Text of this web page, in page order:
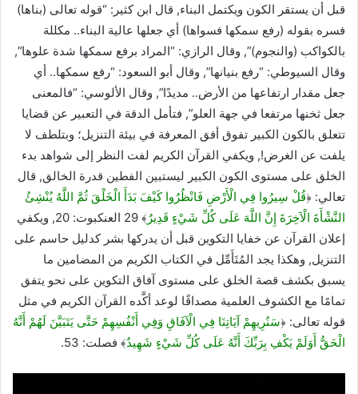
قبل أن يستقر الكون ويكتمل البناء, قال ابن كثير: “قوله تعالى (بناها)
فسره بقوله (رفع سمكها فسواها) أي جعلها عالية البناء.. مكللة
بالكواكب (والنجوم)”, وقال الرازي: “المراد برفع سمكها شدة علوها”,
وقال السيوطي: “رفع بنيانها”, وقال أبو السعود: “رفع سمكها.. أي
جعل مقدار ارتفاعها من الأرض.. مديدًا”, وقال الألوسي: “فالمعنى
جعل ثخنها مرتفعا في جهة العلو”, فتأمل الدقة في التعبير عن قضايا
تتعلق بالكون الكبير تفوق أفق المعرفة في بيئة التنزيل؛ وبتلطف لا
يلفت عن الغرض!, ويكفي القرآن الكريم لفت النظر إلى شواهد بدء
الخلق على مستوى الكون الكبير ليستبين الفطين قدرة الخالق, قال
تعالي: ﴿قُلْ سِيرُوا فِي الْأَرْضِ فَانْظُرُوا كَيْفَ بَدَأَ الْخَلْقَ ثُمَّ اللَّهُ يُنْشِئُ
النَّشْأَةَ الْآخِرَةَ إِنَّ اللَّهَ عَلَى كُلِّ شَيْءٍ قَدِيرٌ
﴾ 29 العنكبوت: 20, ويكفي
إعلان القرآن عن خفايا التكوين قبل أن يدركها بشر كدليل حاسم على
التنزيل, وهكذا يجد المُتَأَمِّل في الكتاب الكريم من المضامين ما
يسبق بكشف قصة الخلق على مستوى آفاق التكوين على نحو يتفق
تمامًا مع الكشوف العلمية مصداقًا لوعد أكَّده القرآن الكريم في مثل
قوله تعالى: ﴿سَنُرِيهِمْ آيَاتِنَا فِي الْآفَاقِ وَفِي أَنْفُسِهِمْ حَتَّى يَتَبَيَّنَ لَهُمْ أَنَّهُ
الْحَقُّ أَوَلَمْ يَكْفِ بِرَبِّكَ أَنَّهُ عَلَى كُلِّ شَيْءٍ شَهِيدٌ﴾ فصلت: 53.